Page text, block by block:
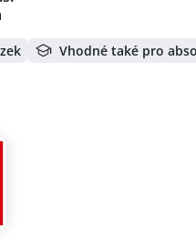
Vhodné také pro